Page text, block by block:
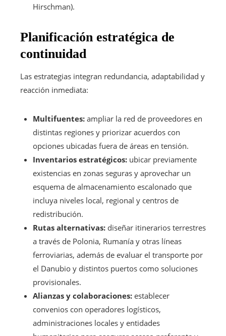
Hirschman).
Planificación estratégica de
continuidad
Las estrategias integran redundancia, adaptabilidad y
reacción inmediata:
Multifuentes: ampliar la red de proveedores en
distintas regiones y priorizar acuerdos con
opciones ubicadas fuera de áreas en tensión.
Inventarios estratégicos: ubicar previamente
existencias en zonas seguras y aprovechar un
esquema de almacenamiento escalonado que
incluya niveles local, regional y centros de
redistribución.
Rutas alternativas: diseñar itinerarios terrestres
a través de Polonia, Rumanía y otras líneas
ferroviarias, además de evaluar el transporte por
el Danubio y distintos puertos como soluciones
provisionales.
Alianzas y colaboraciones: establecer
convenios con operadores logísticos,
administraciones locales y entidades